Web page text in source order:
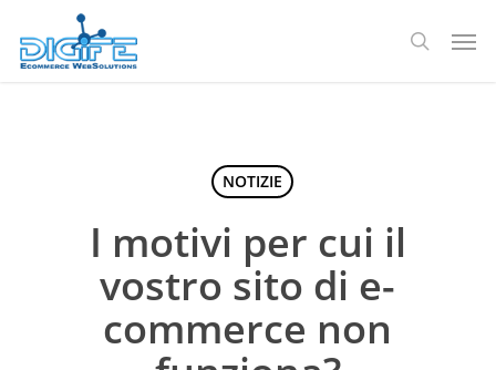
contenuto
ricerca
NOTIZIE
I motivi per cui il
vostro sito di e-
commerce non